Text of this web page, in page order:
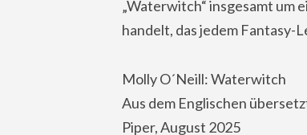
„Waterwitch“ insgesamt um
handelt, das jedem Fantasy-
Molly O´Neill: Waterwitch
Aus dem Englischen
Piper, August 2025